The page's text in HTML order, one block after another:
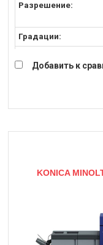
Разрешение:
Градации:
Добавить к
KONICA